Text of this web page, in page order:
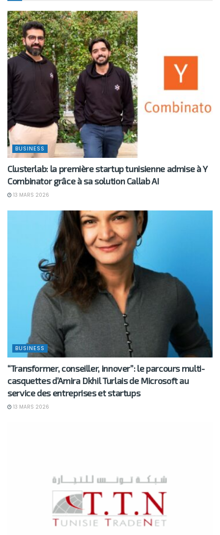
BUSINESS
Clusterlab: la première startup tunisienne admise à Y
Combinator grâce à sa solution Callab AI
13 MARS 2026
BUSINESS
“Transformer, conseiller, innover”: le parcours multi-
casquettes d’Amira Dkhil Turlais de Microsoft au
service des entreprises et startups
13 MARS 2026